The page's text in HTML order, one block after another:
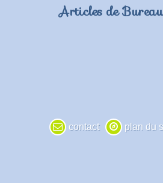
Articles de
contact plan du